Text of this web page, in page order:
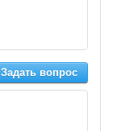
Задать вопрос